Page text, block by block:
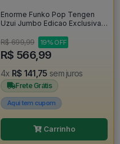
Enorme Funko Pop Tengen
Uzui Jumbo Edicao Exclusiva
#1801
R$ 699,99 19% OFF
R$ 566,99
4x R$ 141,75 sem juros
Frete Grátis
Aqui tem cupom
Carrinho